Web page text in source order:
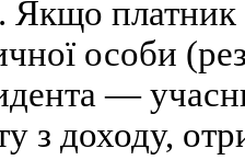
Якщо платник
особи
—
з доходу,